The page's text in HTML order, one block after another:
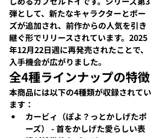
弾として、新たなキャラクターとポー
ズが追加され、前作からの人気を引き
継ぐ形でリリースされています。2025
年12月22日週に再発売されたことで、
入手機会が広がりました。​
全4種ラインナップの特徴
本商品には以下の4種類が収録されてい
ます：​
カービィ（ぽよ？っとかしげたポ
ーズ） - 首をかしげた愛らしい表